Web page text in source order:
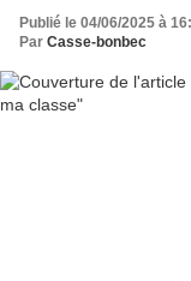
Publié le 04/06/2025 à
Par Casse-bonbec